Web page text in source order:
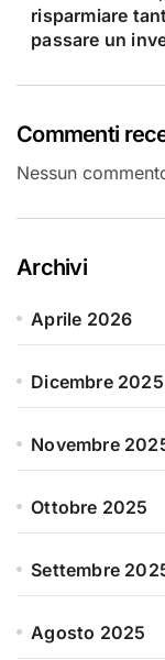
risparmiare
passare un
Commenti
Nessun
Archivi
Aprile 2026
Dicembre 2025
Novembre
Ottobre 2025
Settembre
Agosto 2025